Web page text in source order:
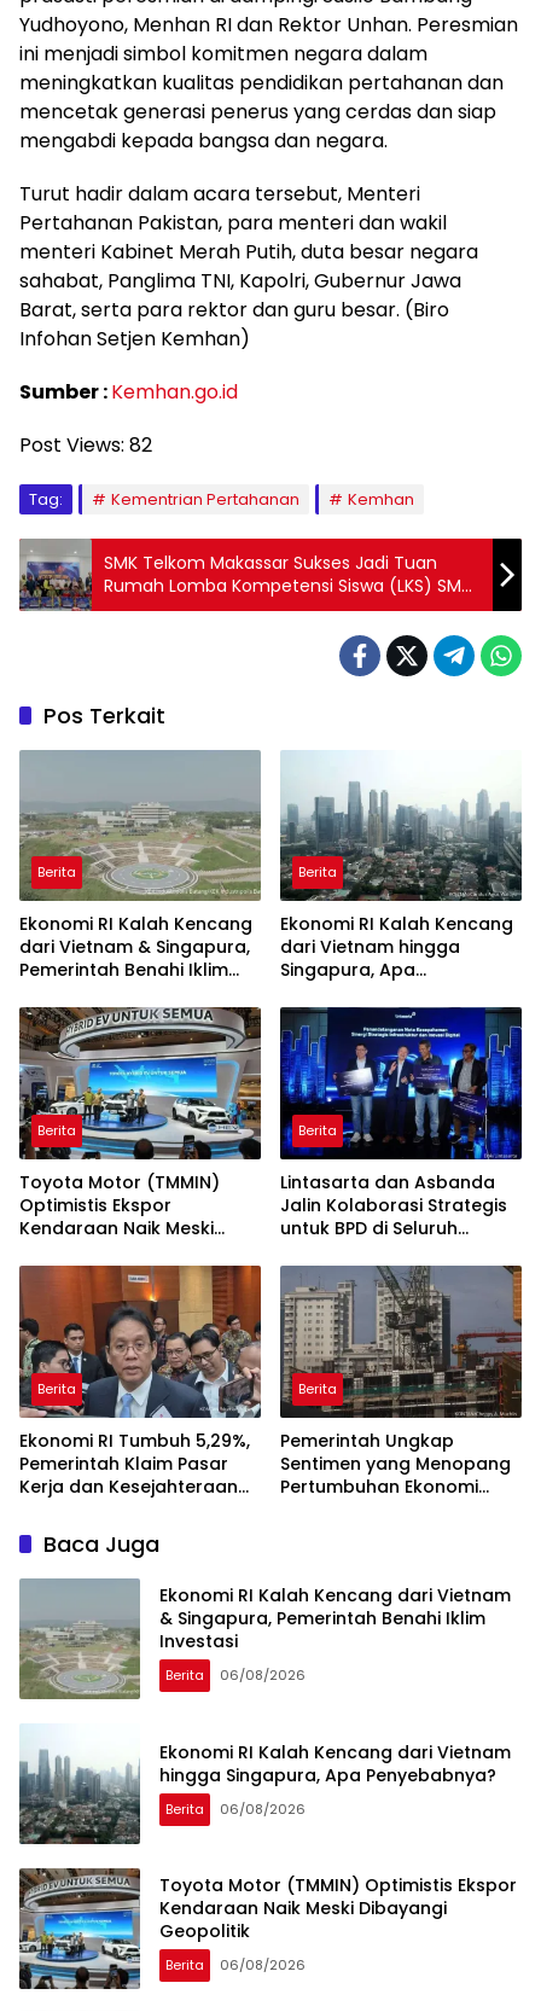
Yudhoyono, Menhan RI dan Rektor Unhan. Peresmian
ini menjadi simbol komitmen negara dalam
meningkatkan kualitas pendidikan pertahanan dan
mencetak generasi penerus yang cerdas dan siap
mengabdi kepada bangsa dan negara.
Turut hadir dalam acara tersebut, Menteri
Pertahanan Pakistan, para menteri dan wakil
menteri Kabinet Merah Putih, duta besar negara
sahabat, Panglima TNI, Kapolri, Gubernur Jawa
Barat, serta para rektor dan guru besar. (Biro
Infohan Setjen Kemhan)
Sumber :Kemhan.go.id
Post Views: 82
Tag: Kementrian Pertahanan Kemhan
SMK Telkom Makassar Sukses Jadi Tuan
Rumah Lomba Kompetensi Siswa (LKS) SMK
Sulawesi Selatan 2025
Pos Terkait
Berita
Ekonomi RI Kalah Kencang
dari Vietnam & Singapura,
Pemerintah Benahi Iklim
Berita
Ekonomi RI Kalah Kencang
dari Vietnam hingga
Singapura, Apa
Berita
Toyota Motor (TMMIN)
Optimistis Ekspor
Kendaraan Naik Meski
Berita
Lintasarta dan Asbanda
Jalin Kolaborasi Strategis
untuk BPD di Seluruh
Berita
Ekonomi RI Tumbuh 5,29%,
Pemerintah Klaim Pasar
Kerja dan Kesejahteraan
Berita
Pemerintah Ungkap
Sentimen yang Menopang
Pertumbuhan Ekonomi
Baca Juga
Ekonomi RI Kalah Kencang dari Vietnam
& Singapura, Pemerintah Benahi Iklim
Investasi
Berita 06/08/2026
Ekonomi RI Kalah Kencang dari Vietnam
hingga Singapura, Apa Penyebabnya?
Berita 06/08/2026
Toyota Motor (TMMIN) Optimistis Ekspor
Kendaraan Naik Meski Dibayangi
Geopolitik
Berita 06/08/2026